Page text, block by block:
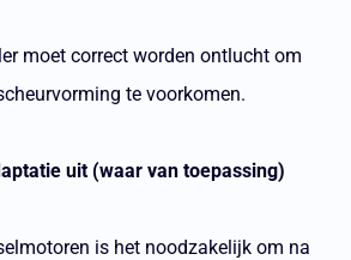
moet correct worden ontlucht om
te voorkomen.
uit (waar van toepassing)
is het noodzakelijk om na